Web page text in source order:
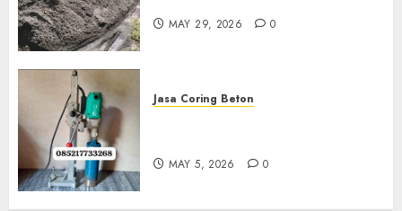
MAY 29, 2026 0
Jasa Coring Beton
MAY 5, 2026 0